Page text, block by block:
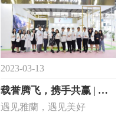
2023-03-13
载誉腾飞，携手共赢 | 第60届美博会雅蘭國際完美收官！
遇见雅蘭，遇见美好